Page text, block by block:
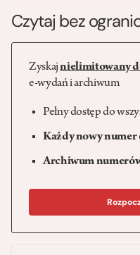
Czytaj bez
Zyskajnielimitowany
e-wydań i archiwum
Pełny dostęp do
Każdy nowy numer
Archiwum